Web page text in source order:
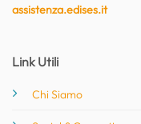
assistenza.edises.it
Link Utili
Chi Siamo